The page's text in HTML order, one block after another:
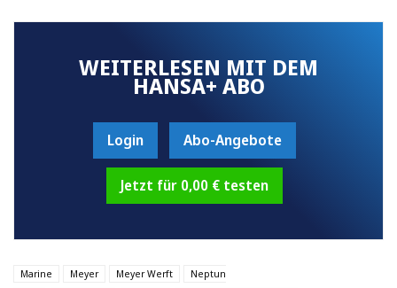
WEITERLESEN MIT DEM
HANSA+ ABO
Login Abo-Angebote
Jetzt für 0,00 € testen
Marine Meyer Meyer Werft
Neptun